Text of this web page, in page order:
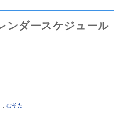
ンダースケジュール
むそた